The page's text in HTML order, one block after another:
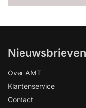
Nieuwsbrieven
Over AMT
Klantenservice
Contact